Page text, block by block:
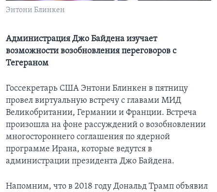
Языки
Энтони Блинкен
Администрация Джо Байдена изучает
возможности возобновления переговоров с
Тегераном
Госсекретарь США Энтони Блинкен в пятницу
провел виртуальную встречу с главами МИД
Великобритании, Германии и Франции. Встреча
произошла на фоне рассуждений о возобновлении
многостороннего соглашения по ядерной
программе Ирана, которые ведутся в
администрации президента Джо Байдена.
Напомним, что в 2018 году Дональд Трамп объявил